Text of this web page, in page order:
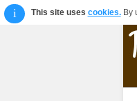
i This site uses cookies.By